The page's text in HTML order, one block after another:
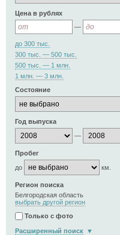
Цена в рублях
—
до 300 тыс.
300 тыс. — 500 тыс.
500 тыс. — 1 млн.
1 млн. — 3 млн.
Состояние
Год выпуска
—
Пробег
до
км.
Регион поиска
Белгородская область
выбрать другой регион
Только с фото
Расширенный поиск